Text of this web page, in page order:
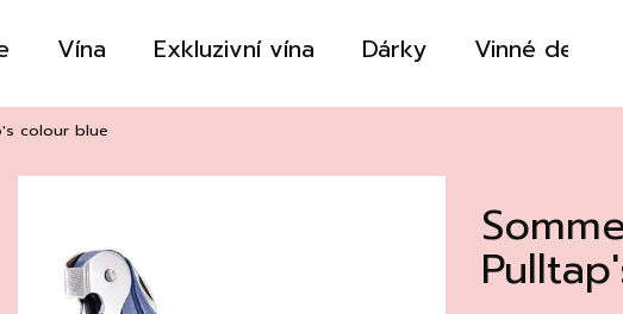
Vína Exkluzivní vína Dárky Vinné destiláty
colour blue
Co potřebujete najít?